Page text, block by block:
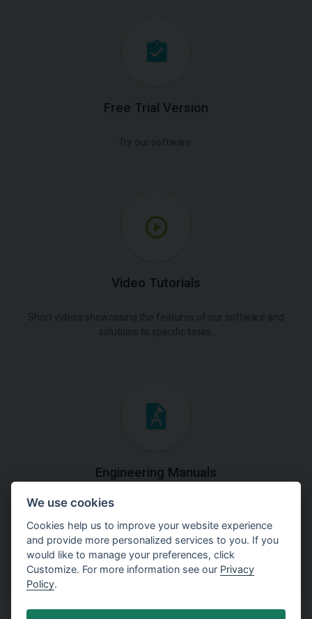
Free Trial Version
Video Tutorials
Engineering Manuals
Step by steps guides on how
to solve a specific tasks.
We use cookies
Cookies help us to improve your website experience
and provide more personalized services to you. If you
would like to manage your preferences, click
Customize. For more information see our Privacy
Policy.